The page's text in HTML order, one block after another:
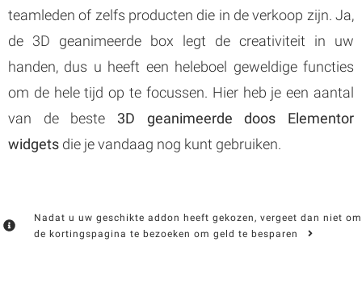
teamleden of zelfs producten die in de verkoop zijn. Ja,
de 3D geanimeerde box legt de creativiteit in uw
handen, dus u heeft een heleboel geweldige functies
om de hele tijd op te focussen. Hier heb je een aantal
van de beste 3D geanimeerde doos Elementor
widgets die je vandaag nog kunt gebruiken.
Nadat u uw geschikte addon heeft gekozen, vergeet dan niet om
de kortingspagina te bezoeken om geld te besparen